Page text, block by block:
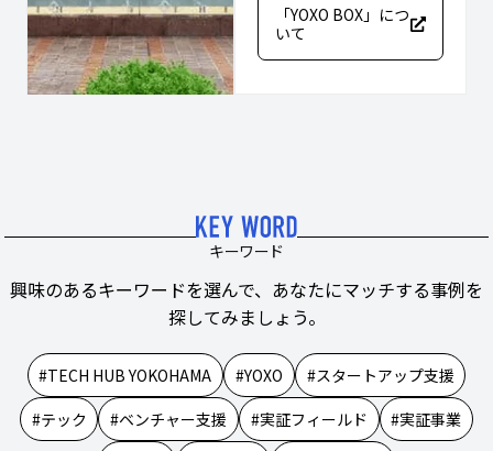
「YOXO BOX」につ
いて
キーワード
興味のあるキーワードを選んで、あなたにマッチする事例を
探してみましょう。
TECH HUB YOKOHAMA YOXO
スタートアップ支援
テック
ベンチャー支援 実証フィールド
実証事業